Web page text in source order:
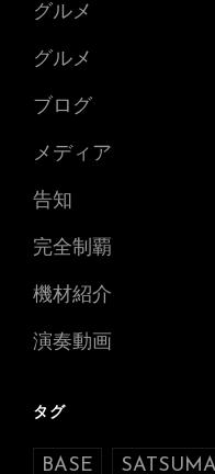
グルメ
グルメ
ブログ
メディア
告知
完全制覇
機材紹介
演奏動画
タグ
BASE